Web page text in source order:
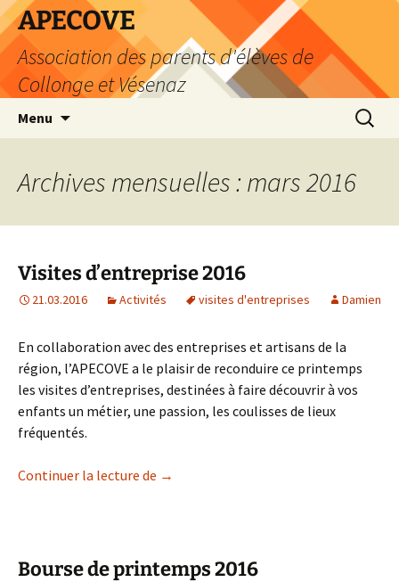
Aller
au
contenu
APECOVE
Association des parents d'élèves de
Collonge et Vésenaz
Menu
Archives mensuelles : mars 2016
Visites d’entreprise 2016
21.03.2016 Activités visites d'entreprises Damien
En collaboration avec des entreprises et artisans de la
région, l’APECOVE a le plaisir de reconduire ce printemps
les visites d’entreprises, destinées à faire découvrir à vos
enfants un métier, une passion, les coulisses de lieux
fréquentés.
Continuer la lecture de Visites d’entreprise 2016
→
Bourse de printemps 2016